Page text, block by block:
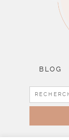
BLOG